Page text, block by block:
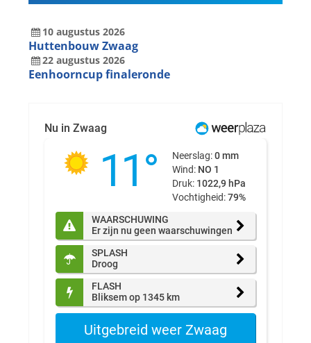
10 augustus 2026
Huttenbouw Zwaag
22 augustus 2026
Eenhoorncup finaleronde